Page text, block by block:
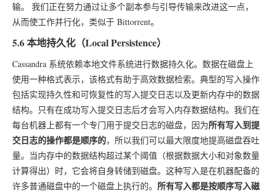
输。 我们正在努力通过让多个副本参与引导传输来改进这一点，
从而使工作并行化，类似于 Bittorrent。
5.6 本地持久化（Local Persistence）
Cassandra 系统依赖本地文件系统进行数据持久化。数据在磁盘上
使用一种格式表示，该格式有助于高效数据检索。典型的写入操作
包括实现持久性和可恢复性的写入提交日志以及更新内存中的数据
结构。只有在成功写入提交日志后才会写入内存数据结构。我们在
每台机器上都有一个专门用于提交日志的磁盘，因为所有写入到提
交日志的操作都是顺序的，所以我们可以最大限度地提高磁盘吞吐
量。当内存中的数据结构超过某个阈值（根据数据大小和对象数量
计算得出）时，它会将自身转储到磁盘。这种写入是在机器配备的
许多普通磁盘中的一个磁盘上执行的。 所有写入都是按顺序写入磁